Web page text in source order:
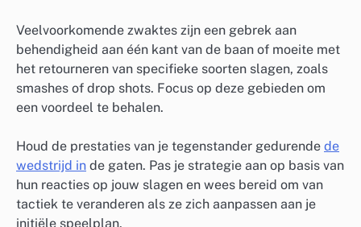
Veelvoorkomende zwaktes zijn een gebrek aan
behendigheid aan één kant van de baan of moeite met
het retourneren van specifieke soorten slagen, zoals
smashes of drop shots. Focus op deze gebieden om
een voordeel te behalen.
Houd de prestaties van je tegenstander gedurende de
wedstrijd in de gaten. Pas je strategie aan op basis van
hun reacties op jouw slagen en wees bereid om van
tactiek te veranderen als ze zich aanpassen aan je
initiële speelplan.